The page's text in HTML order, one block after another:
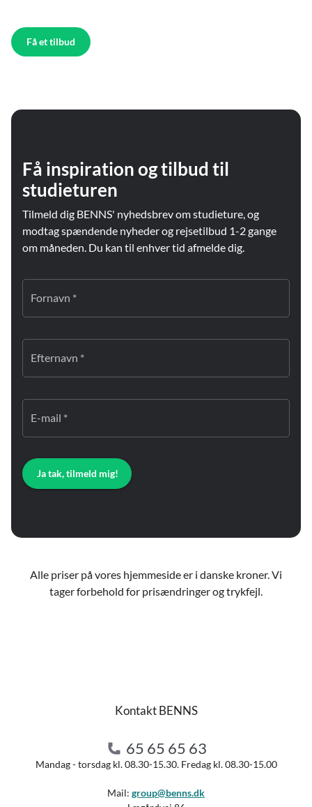
Få et tilbud
Få inspiration og tilbud til
studieturen
Tilmeld dig BENNS' nyhedsbrev om studieture, og
modtag spændende nyheder og rejsetilbud 1-2 gange
om måneden. Du kan til enhver tid afmelde dig.
Fornavn *
Efternavn *
E-mail *
Ja tak, tilmeld mig!
Alle priser på vores hjemmeside er i danske kroner. Vi
tager forbehold for prisændringer og trykfejl.
Kontakt BENNS
65 65 65 63
Mandag - torsdag kl. 08.30-15.30. Fredag kl. 08.30-15.00
Mail: group@benns.dk